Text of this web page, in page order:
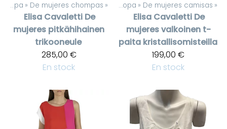
De mujeres ropa ‪» De mujeres chompas ‪»
Elisa Cavaletti De
mujeres pitkähihainen
trikooneule
285,00 €
En stock
Productos‪» De mujeres ropa ‪» De mujeres camisas ‪»
Elisa Cavaletti De
mujeres valkoinen t-
paita kristallisomisteilla
199,00 €
En stock